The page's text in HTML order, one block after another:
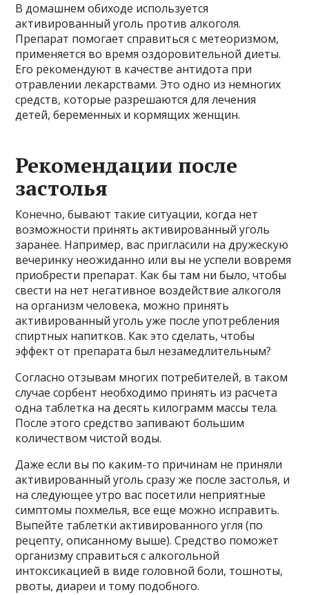
В домашнем обиходе используется
активированный уголь против алкоголя.
Препарат помогает справиться с метеоризмом,
применяется во время оздоровительной диеты.
Его рекомендуют в качестве антидота при
отравлении лекарствами. Это одно из немногих
средств, которые разрешаются для лечения
детей, беременных и кормящих женщин.
Рекомендации после
застолья
Конечно, бывают такие ситуации, когда нет
возможности принять активированный уголь
заранее. Например, вас пригласили на дружескую
вечеринку неожиданно или вы не успели вовремя
приобрести препарат. Как бы там ни было, чтобы
свести на нет негативное воздействие алкоголя
на организм человека, можно принять
активированный уголь уже после употребления
спиртных напитков. Как это сделать, чтобы
эффект от препарата был незамедлительным?
Согласно отзывам многих потребителей, в таком
случае сорбент необходимо принять из расчета
одна таблетка на десять килограмм массы тела.
После этого средство запивают большим
количеством чистой воды.
Даже если вы по каким-то причинам не приняли
активированный уголь сразу же после застолья, и
на следующее утро вас посетили неприятные
симптомы похмелья, все еще можно исправить.
Выпейте таблетки активированного угля (по
рецепту, описанному выше). Средство поможет
организму справиться с алкогольной
интоксикацией в виде головной боли, тошноты,
рвоты, диареи и тому подобного.